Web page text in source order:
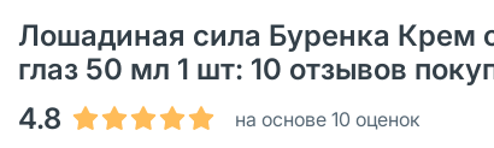
Лошадиная сила Буренка Крем
глаз 50 мл 1 шт: 10 отзывов
4.8
на основе 10 оценок